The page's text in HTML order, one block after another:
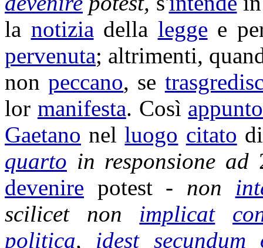
la notizia della legge e
pervenuta; altrimenti,
nonpeccano, se
lor manifesta. Così appunto
Gaetano nelluogo citato
quarto in responsione ad
devenire potest - non
scilicet non implicat
politica, idest secundum